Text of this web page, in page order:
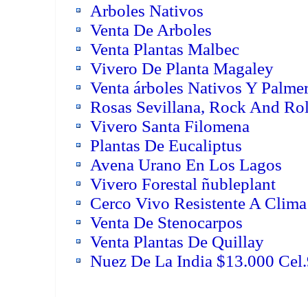
Arboles Nativos
Venta De Arboles
Venta Plantas Malbec
Vivero De Planta Magaley
Venta árboles Nativos Y
Rosas Sevillana, Rock And
Vivero Santa Filomena
Plantas De Eucaliptus
Avena Urano En Los Lagos
Vivero Forestal ñubleplant
Cerco Vivo Resistente A
Venta De Stenocarpos
Venta Plantas De Quillay
Nuez De La India $13.000